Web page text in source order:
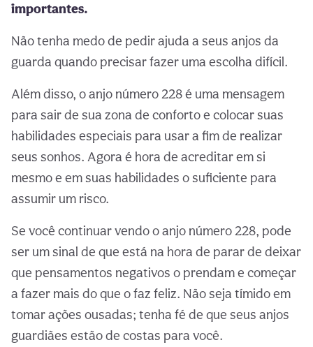
importantes.
Não tenha medo de pedir ajuda a seus anjos da
guarda quando precisar fazer uma escolha difícil.
Além disso, o anjo número 228 é uma mensagem
para sair de sua zona de conforto e colocar suas
habilidades especiais para usar a fim de realizar
seus sonhos. Agora é hora de acreditar em si
mesmo e em suas habilidades o suficiente para
assumir um risco.
Se você continuar vendo o anjo número 228, pode
ser um sinal de que está na hora de parar de deixar
que pensamentos negativos o prendam e começar
a fazer mais do que o faz feliz. Não seja tímido em
tomar ações ousadas; tenha fé de que seus anjos
guardiães estão de costas para você.